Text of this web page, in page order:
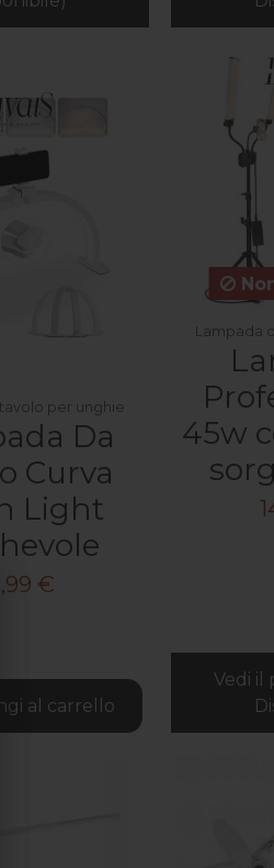
per unghie
Da
Curva
Light
€
al carrello
Lampada
45w
Vedi il